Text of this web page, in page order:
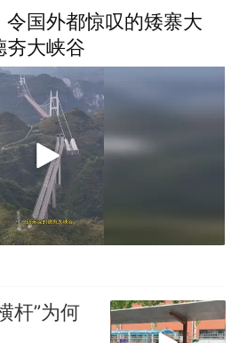
令国外都惊叹的矮寨大
夯大峡谷
杆”为何